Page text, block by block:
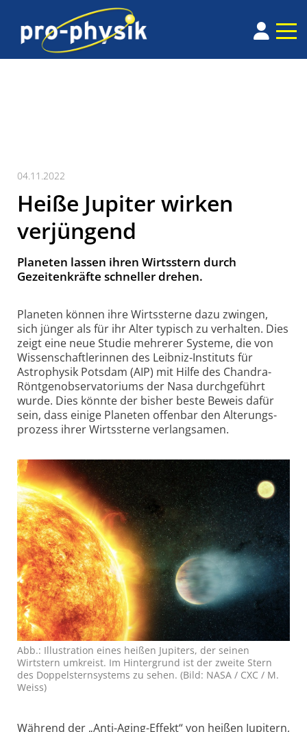
04.11.2022
Heiße Jupiter wirken
verjüngend
Planeten lassen ihren Wirtsstern durch
Gezeitenkräfte schneller drehen.
Planeten können ihre Wirtssterne dazu zwingen,
sich jünger als für ihr Alter typisch zu verhalten. Dies
zeigt eine neue Studie mehrerer Systeme, die von
Wissen­schaftlerinnen des Leibniz-Instituts für
Astrophysik Potsdam (AIP) mit Hilfe des Chandra-
Röntgen­observatoriums der Nasa durchgeführt
wurde. Dies könnte der bisher beste Beweis dafür
sein, dass einige Planeten offenbar den Alterungs­
prozess ihrer Wirtssterne verlangsamen.
Abb.: Illustration eines heißen Jupiters, der seinen
Wirtstern umkreist. Im Hintergrund ist der zweite Stern
des Doppel­sternsystems zu sehen. (Bild: NASA / CXC / M.
Weiss)
Während der „Anti-Aging-Effekt“ von heißen Jupitern,